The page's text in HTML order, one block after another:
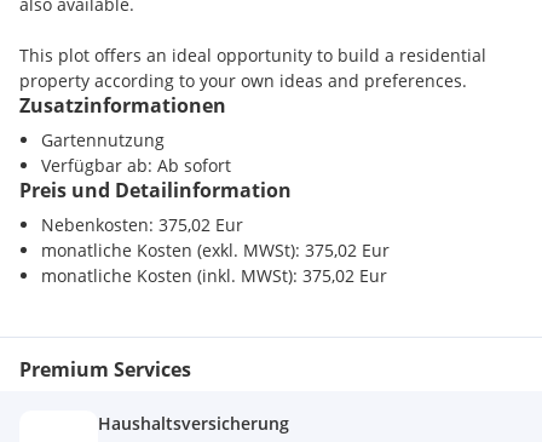
This plot offers an ideal opportunity to build a residential
property according to your own ideas and preferences.
Zusatzinformationen
Gartennutzung
Verfügbar ab: Ab sofort
Preis und Detailinformation
Nebenkosten: 375,02 Eur
monatliche Kosten (exkl. MWSt): 375,02 Eur
monatliche Kosten (inkl. MWSt): 375,02 Eur
Premium Services
Haushaltsversicherung